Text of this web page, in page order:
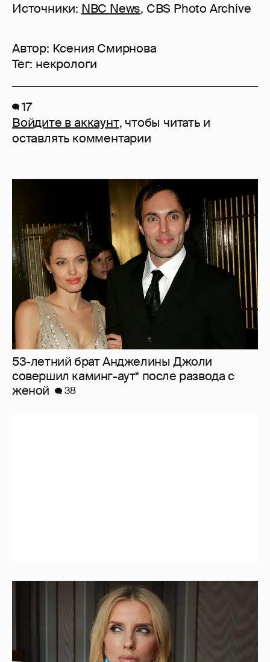
Источники: NBC News, CBS Photo Archive
Автор: Ксения Смирнова
Тег: некрологи
17
Войдите в аккаунт, чтобы читать и
оставлять комментарии
53-летний брат Анджелины Джоли
совершил каминг-аут* после развода с
женой
38
Светлана Бондарчук в синих колготках
снялась в новой фотосессии